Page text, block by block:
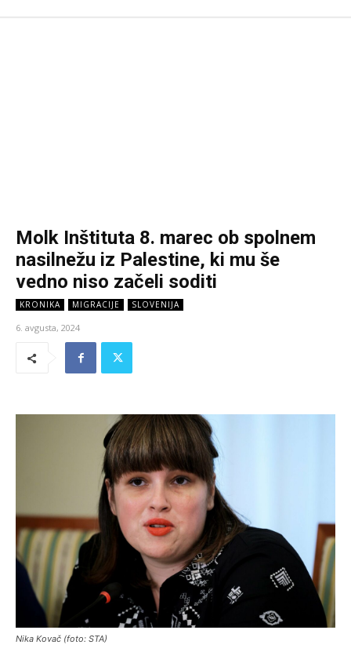
Molk Inštituta 8. marec ob spolnem
nasilnežu iz Palestine, ki mu še
vedno niso začeli soditi
KRONIKA MIGRACIJE SLOVENIJA
6. avgusta, 2024
Nika Kovač (foto: STA)